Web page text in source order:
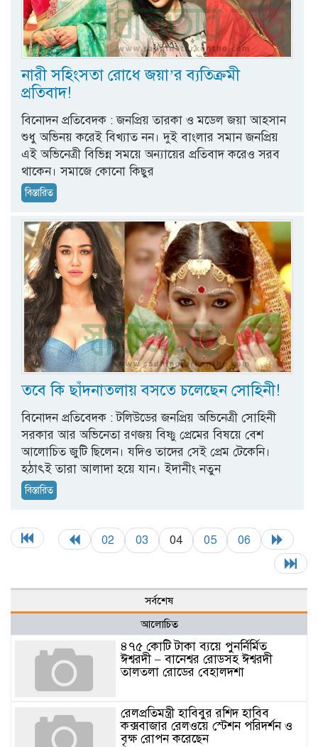
নারী সহিংসতা রোধে জয়া’র ব্যতিক্রমী
প্রতিবাদ!
বিনোদন প্রতিবেদক : জনপ্রিয় তারকা ও মডেল জয়া আহসান
শুধু অভিনয় করেই বিখ্যাত নন। দুই বাংলার সমান জনপ্রিয়
এই অভিনেত্রী বিভিন্ন সময়ে অন্যায়ের প্রতিবাদ করেও সরব
থাকেন। সমাজে কোনো কিছুর
বিস্তারিত
তবে কি ছাঁদনাতলায় বসতে চলেছেন সোহিনী!
বিনোদন প্রতিবেদক : টলিউডের জনপ্রিয় অভিনেত্রী সোহিনী
সরকার আর অভিনেতা রণজয় বিষ্ণু প্রেমের বিষয়ে বেশ
আলোচিত জুটি ছিলেন। যদিও তাদের সেই প্রেম টেকেনি।
হঠাৎই তারা আলাদা হয়ে যান। ইদানীং নতুন
বিস্তারিত
02 03 04 05 06
সর্বশেষ
আলোচিত
৪৭৫ কোটি টাকা ব্যয়ে পুনর্নির্মিত
ঈশ্বরদী – বানেশ্বর রোডসহ ঈশ্বরদী
তালতলা রোডের বেহালদশা
রেলপ্রতিমন্ত্রী হাবিবুর রশিদ হাবিব
কক্সবাজার রেলওয়ে স্টেশন পরিদর্শন ও
বৃক্ষ রোপন করেছেন